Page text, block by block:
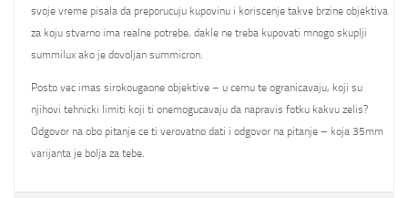
svoje vreme pisala da preporucuju kupovinu i koriscenje takve brzine objektiva
za koju stvarno ima realne potrebe, dakle ne treba kupovati mnogo skuplji
summilux ako je dovoljan summicron.
Posto vec imas sirokougaone objektive – u cemu te ogranicavaju, koji su
njihovi tehnicki limiti koji ti onemogucavaju da napravis fotku kakvu zelis?
Odgovor na obo pitanje ce ti verovatno dati i odgovor na pitanje – koja 35mm
varijanta je bolja za tebe.